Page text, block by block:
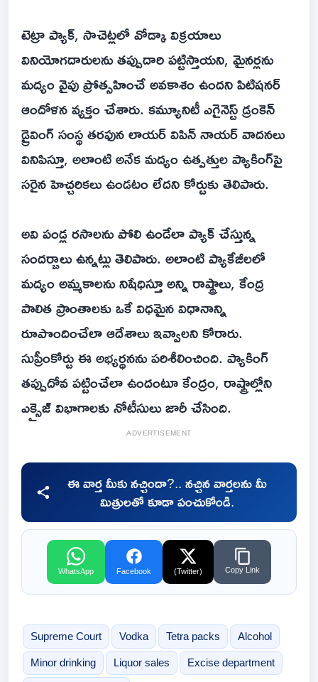
టెట్రా ప్యాక్, సాచెట్లలో వోడ్కా విక్రయాలు
వినియోగదారులను తప్పుదారి పట్టిస్తాయని, మైనర్లను
మద్యం వైపు ప్రోత్సహించే అవకాశం ఉందని పిటిషనర్
ఆందోళన వ్యక్తం చేశారు. కమ్యూనిటీ ఎగైనెస్ట్ డ్రంకెన్
డ్రైవింగ్ సంస్థ తరఫున లాయర్ విపిన్ నాయర్ వాదనలు
వినిపిస్తూ, అలాంటి అనేక మద్యం ఉత్పత్తుల ప్యాకింగ్‌పై
సరైన హెచ్చరికలు ఉండటం లేదని కోర్టుకు తెలిపారు.
అవి పండ్ల రసాలను పోలి ఉండేలా ప్యాక్ చేస్తున్న
సందర్బాలు ఉన్నట్లు తెలిపారు. అలాంటి ప్యాకేజీలలో
మద్యం అమ్మకాలను నిషేధిస్తూ అన్ని రాష్ట్రాలు, కేంద్ర
పాలిత ప్రాంతాలకు ఒకే విధమైన విధానాన్ని
రూపొందించేలా ఆదేశాలు ఇవ్వాలని కోరారు.
సుప్రీంకోర్టు ఈ అభ్యర్థనను పరిశీలించింది. ప్యాకింగ్
తప్పుదోవ పట్టించేలా ఉందంటూ కేంద్రం, రాష్ట్రాల్లోని
ఎక్సైజ్ విభాగాలకు నోటీసులు జారీ చేసింది.
ADVERTISEMENT
ఈ వార్త మీకు నచ్చిందా?.. నచ్చిన వార్తలను మీ
మిత్రులతో కూడా పంచుకోండి.
WhatsApp Facebook (Twitter) Copy Link
Supreme Court Vodka Tetra packs Alcohol
Minor drinking Liquor sales Excise department